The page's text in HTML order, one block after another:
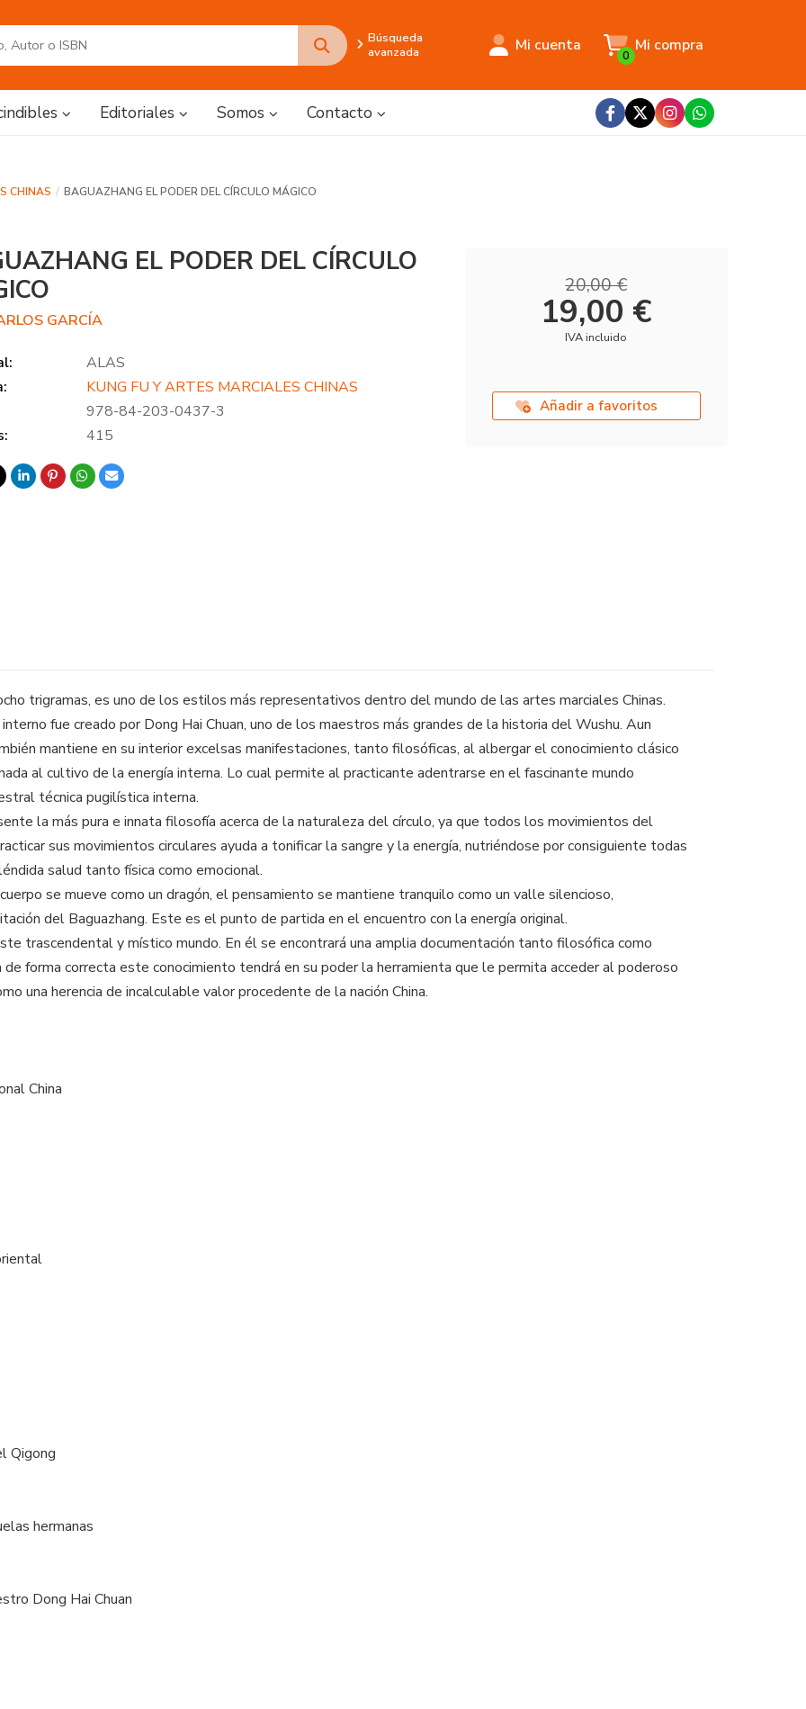
Búsqueda
avanzada
Mi cuenta Mi compra
0
Editoriales Somos Contacto
CHINAS BAGUAZHANG EL PODER DEL CÍRCULO MÁGICO
EL PODER DEL CÍRCULO
GARCÍA
ALAS
KUNG FU Y ARTES MARCIALES CHINAS
978-84-203-0437-3
415
20,00 €
19,00 €
IVA incluido
Añadir a favoritos
trigramas, es uno de los estilos más representativos dentro del mundo de las artes marciales Chinas.
fue creado por Dong Hai Chuan, uno de los maestros más grandes de la historia del Wushu. Aun
mantiene en su interior excelsas manifestaciones, tanto filosóficas, al albergar el conocimiento clásico
al cultivo de la energía interna. Lo cual permite al practicante adentrarse en el fascinante mundo
técnica pugilística interna.
la más pura e innata filosofía acerca de la naturaleza del círculo, ya que todos los movimientos del
sus movimientos circulares ayuda a tonificar la sangre y la energía, nutriéndose por consiguiente todas
salud tanto física como emocional.
se mueve como un dragón, el pensamiento se mantiene tranquilo como un valle silencioso,
del Baguazhang. Este es el punto de partida en el encuentro con la energía original.
trascendental y místico mundo. En él se encontrará una amplia documentación tanto filosófica como
forma correcta este conocimiento tendrá en su poder la herramienta que le permita acceder al poderoso
una herencia de incalculable valor procedente de la nación China.
China
Qigong
hermanas
Dong Hai Chuan